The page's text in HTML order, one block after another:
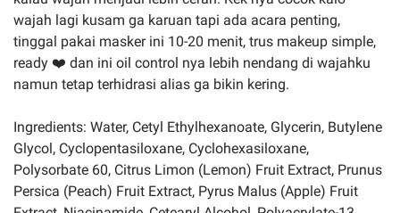
wajah lagi kusam ga karuan tapi ada acara penting,
tinggal pakai masker ini 10-20 menit, trus makeup simple,
ready ❤️ dan ini oil control nya lebih nendang di wajahku
namun tetap terhidrasi alias ga bikin kering.
Ingredients: Water, Cetyl Ethylhexanoate, Glycerin, Butylene
Glycol, Cyclopentasiloxane, Cyclohexasiloxane,
Polysorbate 60, Citrus Limon (Lemon) Fruit Extract, Prunus
Persica (Peach) Fruit Extract, Pyrus Malus (Apple) Fruit